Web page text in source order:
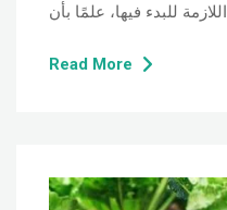
Read More